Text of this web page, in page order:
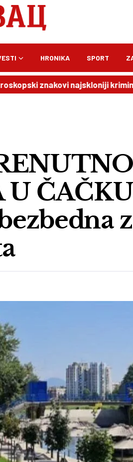
HRONIKA SPORT
znakovi najskloniji kriminalu
U